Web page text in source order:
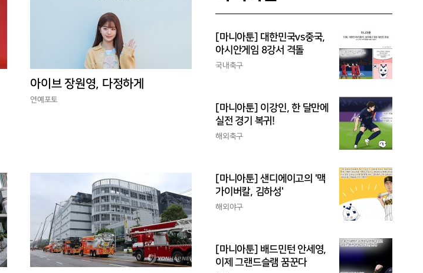
아이브 장원영, 다정하게
연예포토
[마니아툰] 대한민국vs중국,
아시안게임 8강서 격돌
국내축구
[마니아툰] 이강인, 한 달만에
실전 경기 복귀!
해외축구
[마니아툰] 샌디에이고의 '맥
가이버칼, 김하성'
해외야구
[마니아툰] 배드민턴 안세영,
이제 그랜드슬램 꿈꾼다